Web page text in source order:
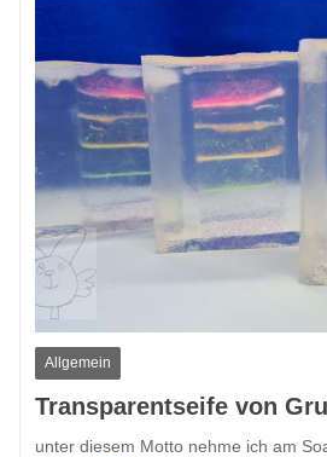
Allgemein
Transparentseife von
unter diesem Motto nehme ich am